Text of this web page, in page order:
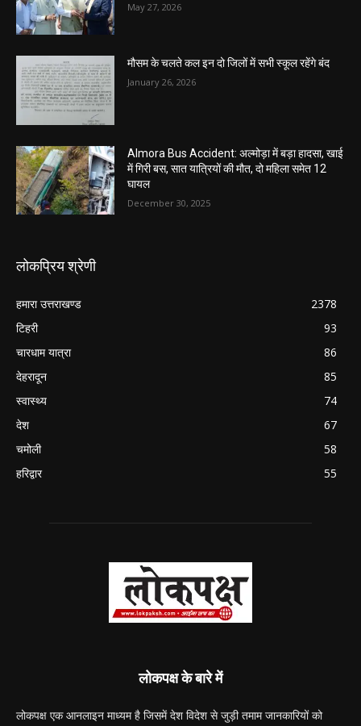
May 27, 2026
मौसम के चलते कल इन दो जिलों में सभी स्कूल रहेंगे बंद
January 26, 2026
Almora Bus Accident: अल्मोड़ा में बड़ा हादसा, खाई
में गिरी बस, सात यात्रियों की मौत, दो महिला समेत 12
घायल
December 30, 2025
लोकप्रिय श्रेणी
हमारा उत्तराखण्ड
2378
टिहरी
93
चारधाम यात्रा
86
देहरादून
85
स्वास्थ्य
74
देश
67
चमोली
58
हरिद्वार
55
लोकपक्ष के बारे में
लोकपक्ष एक आनलाइन माध्यम है जिसमें देश विदेश से जुड़ी तमाम जानकारियों को